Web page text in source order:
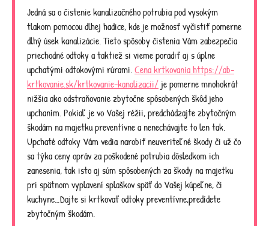
Jedná sa o čistenie kanalizačného potrubia pod vysokým
tlakom pomocou dlhej hadice, kde je možnosť vyčistiť pomerne
dlhý úsek kanalizácie. Tieto spôsoby čistenia Vám zabezpečia
priechodné odtoky a taktiež si vieme poradiť aj s úplne
upchatými odtokovými rúrami.Cena krtkovania https://ab-
krtkovanie.sk/krtkovanie-kanalizacii/ je pomerne mnohokrát
nižšia ako odstraňovanie zbytočne spôsobených škôd jeho
upchaním. Pokiaľ je vo Vašej réžii, predchádzajte zbytočným
škodám na majetku preventívne a nenechávajte to len tak.
Upchaté odtoky Vám vedia narobiť neuveriteľné škody či už čo
sa týka ceny opráv za poškodené potrubia dôsledkom ich
zanesenia, tak isto aj súm spôsobených za škody na majetku
pri spätnom vyplavení splaškov späť do Vašej kúpeľne, či
kuchyne…Dajte si krtkovať odtoky preventívne,predídete
zbytočným škodám.